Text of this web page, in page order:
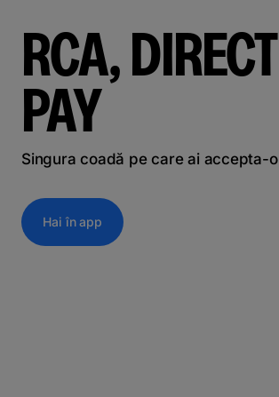
RCA,
PAY
Singura coadă pe care ai accepta-
Hai în app